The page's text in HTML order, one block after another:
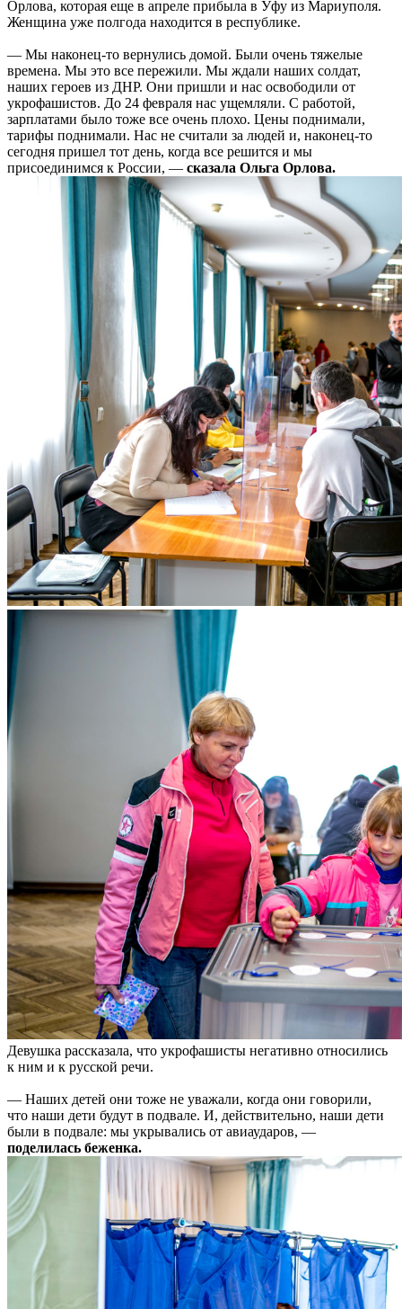
Орлова, которая еще в апреле прибыла в Уфу из Мариуполя.
Женщина уже полгода находится в республике.
— Мы наконец-то вернулись домой. Были очень тяжелые
времена. Мы это все пережили. Мы ждали наших солдат,
наших героев из ДНР. Они пришли и нас освободили от
укрофашистов. До 24 февраля нас ущемляли. С работой,
зарплатами было тоже все очень плохо. Цены поднимали,
тарифы поднимали. Нас не считали за людей и, наконец-то
сегодня пришел тот день, когда все решится и мы
присоединимся к России, — сказала Ольга Орлова.
Девушка рассказала, что укрофашисты негативно относились
к ним и к русской речи.
— Наших детей они тоже не уважали, когда они говорили,
что наши дети будут в подвале. И, действительно, наши дети
были в подвале: мы укрывались от авиаударов, —
поделилась беженка.